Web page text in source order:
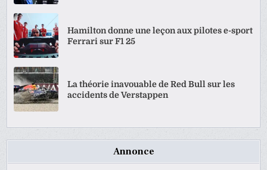
Hamilton donne une leçon aux pilotes e-sport
Ferrari sur F1 25
La théorie inavouable de Red Bull sur les
accidents de Verstappen
Annonce